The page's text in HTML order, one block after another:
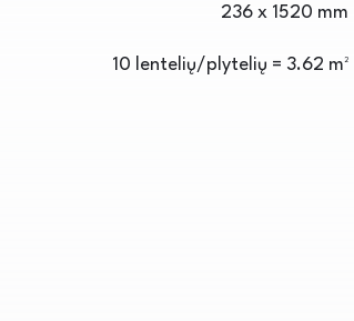
236 x 1520 mm
10 lentelių/plytelių = 3.62 m²